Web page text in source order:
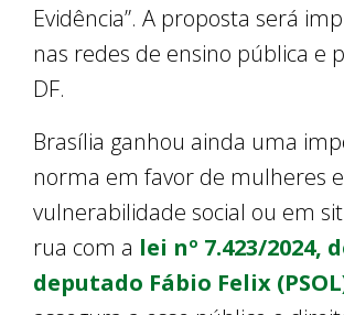
Evidência”. A proposta será
nas redes de ensino pública e
DF.
Brasília ganhou ainda uma
norma em favor de mulheres
vulnerabilidade social ou em
rua com a lei nº 7.423/2024,
deputado Fábio Felix